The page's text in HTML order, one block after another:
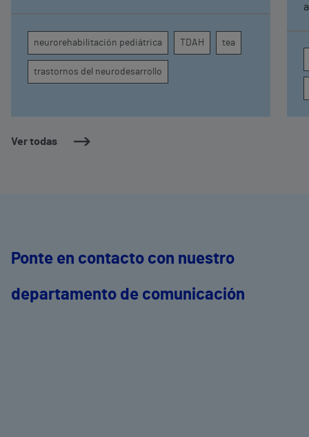
Ver todas
atención, la regulación emocional y la
conducta
neurorehabilitación pediátrica TDAH tea
trastornos del neurodesarrollo
Ponte en contacto con nuestro
departamento de comunicación